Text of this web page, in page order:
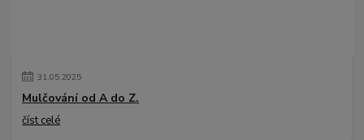
31.05.2025
Mulčování od A do Z.
číst celé